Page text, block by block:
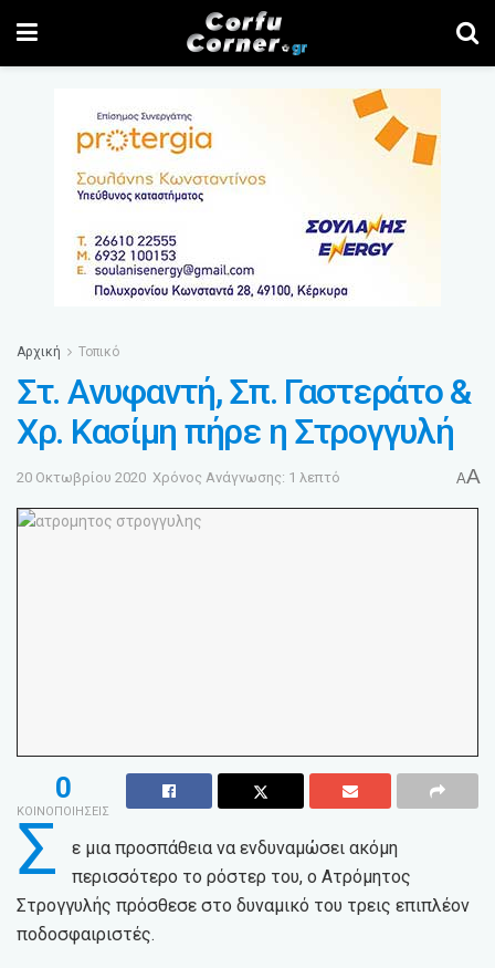
Αρχική Τοπικό
Στ. Ανυφαντή, Σπ. Γαστεράτο &
Χρ. Κασίμη πήρε η Στρογγυλή
20 Οκτωβρίου 2020 Χρόνος Ανάγνωσης: 1 λεπτό AA
0
ΚΟΙΝΟΠΟΙΗΣΕΙΣ
Σ
ε μια προσπάθεια να ενδυναμώσει ακόμη
περισσότερο το ρόστερ του, ο Ατρόμητος
Στρογγυλής πρόσθεσε στο δυναμικό του τρεις επιπλέον
ποδοσφαιριστές.